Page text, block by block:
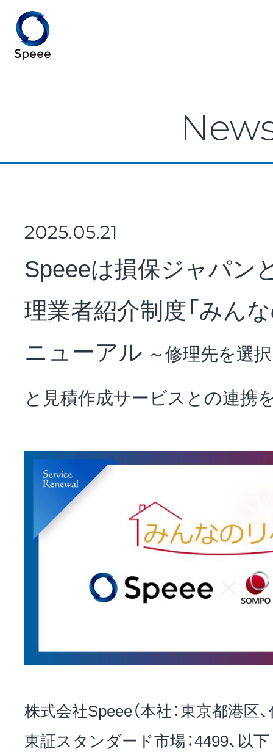
Speeeとは
NEWS
会社概要
採用情報
サステナビリティ
投資家情報
お問い合わせ
EVENT
アクセス
2025.05.21
Speeeは損保ジャパン
理業者紹介制度「みん
ニューアル ～修理先を選
と見積作成サービスとの連携
株式会社Speee（本社：東京都港区
東証スタンダード市場：4499、以